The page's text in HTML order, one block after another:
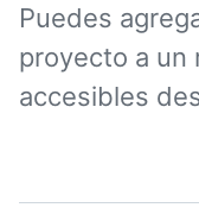
Puedes
proyecto a un
accesibles